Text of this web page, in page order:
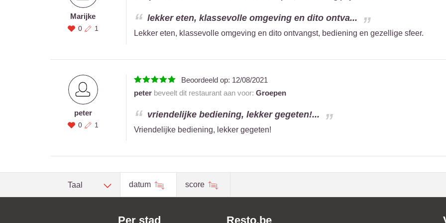
Marijke
0 1
lekker eten, klassevolle omgeving en dito ontva...
Lekker eten, klassevolle omgeving en dito ontvangst, bediening en gezellige sfeer.
peter
0 1
Beoordeeld op: 12/08/2021
peterbeveelt dit restaurant aan voor: Groepen
vriendelijke bediening, lekker gegeten!...
Vriendelijke bediening, lekker gegeten!
Taal datum score
Per stad Resto.be